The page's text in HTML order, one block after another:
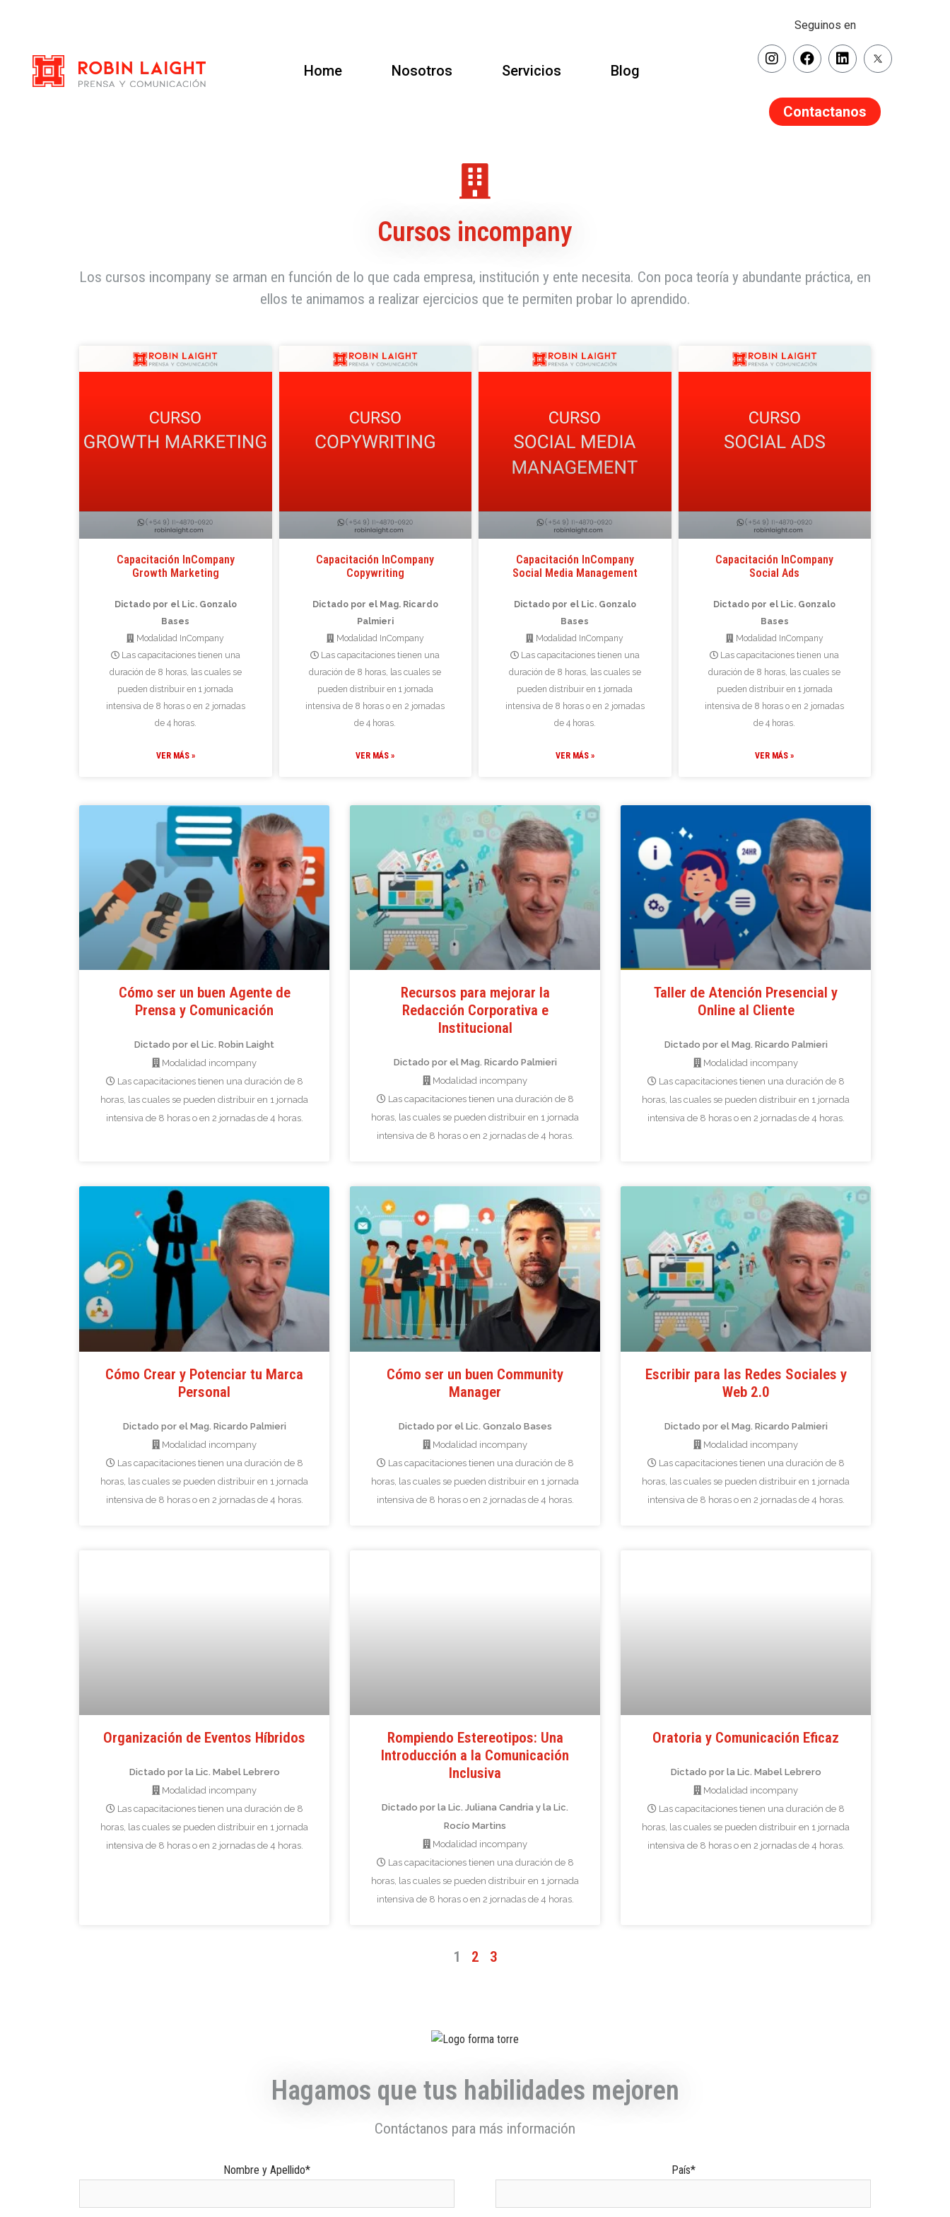
Home Nosotros Servicios Blog
Seguinos en
Contactanos
Cursos incompany
Los cursos incompany se arman en función de lo que cada empresa, institución y ente necesita. Con poca teoría y abundante práctica, en
ellos te animamos a realizar ejercicios que te permiten probar lo aprendido.
Capacitación InCompany
Growth Marketing
Dictado por el Lic. Gonzalo
Bases
Modalidad InCompany
Las capacitaciones tienen una
duración de 8 horas, las cuales se
pueden distribuir en 1 jornada
intensiva de 8 horas o en 2 jornadas
de 4 horas.
VER MÁS »
Capacitación InCompany
Copywriting
Dictado por el Mag. Ricardo
Palmieri
Modalidad InCompany
Las capacitaciones tienen una
duración de 8 horas, las cuales se
pueden distribuir en 1 jornada
intensiva de 8 horas o en 2 jornadas
de 4 horas.
VER MÁS »
Capacitación InCompany
Social Media Management
Dictado por el Lic. Gonzalo
Bases
Modalidad InCompany
Las capacitaciones tienen una
duración de 8 horas, las cuales se
pueden distribuir en 1 jornada
intensiva de 8 horas o en 2 jornadas
de 4 horas.
VER MÁS »
Capacitación InCompany
Social Ads
Dictado por el Lic. Gonzalo
Bases
Modalidad InCompany
Las capacitaciones tienen una
duración de 8 horas, las cuales se
pueden distribuir en 1 jornada
intensiva de 8 horas o en 2 jornadas
de 4 horas.
VER MÁS »
Cómo ser un buen Agente de
Prensa y Comunicación
Dictado por el Lic. Robin Laight
Modalidad incompany
Las capacitaciones tienen una duración de 8
horas, las cuales se pueden distribuir en 1 jornada
intensiva de 8 horas o en 2 jornadas de 4 horas.
Recursos para mejorar la
Redacción Corporativa e
Institucional
Dictado por el Mag. Ricardo Palmieri
Modalidad incompany
Las capacitaciones tienen una duración de 8
horas, las cuales se pueden distribuir en 1 jornada
intensiva de 8 horas o en 2 jornadas de 4 horas.
Taller de Atención Presencial y
Online al Cliente
Dictado por el Mag. Ricardo Palmieri
Modalidad incompany
Las capacitaciones tienen una duración de 8
horas, las cuales se pueden distribuir en 1 jornada
intensiva de 8 horas o en 2 jornadas de 4 horas.
Cómo Crear y Potenciar tu Marca
Personal
Dictado por el Mag. Ricardo Palmieri
Modalidad incompany
Las capacitaciones tienen una duración de 8
horas, las cuales se pueden distribuir en 1 jornada
intensiva de 8 horas o en 2 jornadas de 4 horas.
Cómo ser un buen Community
Manager
Dictado por el Lic. Gonzalo Bases
Modalidad incompany
Las capacitaciones tienen una duración de 8
horas, las cuales se pueden distribuir en 1 jornada
intensiva de 8 horas o en 2 jornadas de 4 horas.
Escribir para las Redes Sociales y
Web 2.0
Dictado por el Mag. Ricardo Palmieri
Modalidad incompany
Las capacitaciones tienen una duración de 8
horas, las cuales se pueden distribuir en 1 jornada
intensiva de 8 horas o en 2 jornadas de 4 horas.
Organización de Eventos Híbridos
Dictado por la Lic. Mabel Lebrero
Modalidad incompany
Las capacitaciones tienen una duración de 8
horas, las cuales se pueden distribuir en 1 jornada
intensiva de 8 horas o en 2 jornadas de 4 horas.
Rompiendo Estereotipos: Una
Introducción a la Comunicación
Inclusiva
Dictado por la Lic. Juliana Candria y la Lic.
Rocío Martins
Modalidad incompany
Las capacitaciones tienen una duración de 8
horas, las cuales se pueden distribuir en 1 jornada
intensiva de 8 horas o en 2 jornadas de 4 horas.
Oratoria y Comunicación Eficaz
Dictado por la Lic. Mabel Lebrero
Modalidad incompany
Las capacitaciones tienen una duración de 8
horas, las cuales se pueden distribuir en 1 jornada
intensiva de 8 horas o en 2 jornadas de 4 horas.
1 2 3
Hagamos que tus habilidades mejoren
Contáctanos para más información
Nombre y Apellido* País*